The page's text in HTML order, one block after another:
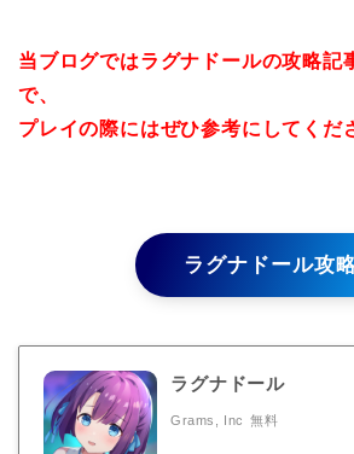
当ブログではラグナドールの攻略記
で、
プレイの際にはぜひ参考にしてくだ
ラグナドール攻
ラグナドール
Grams, Inc 無料